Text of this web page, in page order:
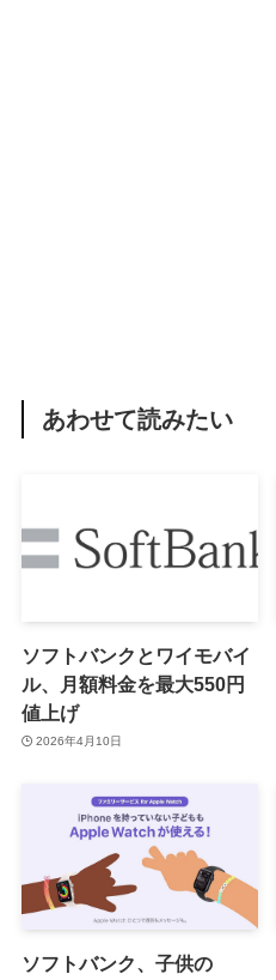
あわせて読みたい
ソフトバンクとワイモバイ
ル、月額料金を最大550円
値上げ
2026年4月10日
ソフトバンク、子供の